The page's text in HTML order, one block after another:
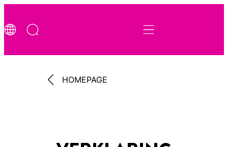
HOMEPAGE